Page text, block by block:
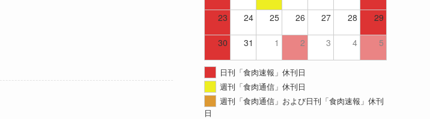
23 24 25 26 27 28 29
30 31 1 2 3 4 5
日刊「食肉速報」休刊日
週刊「食肉通信」休刊日
週刊「食肉通信」および日刊「食肉速報」休刊
日